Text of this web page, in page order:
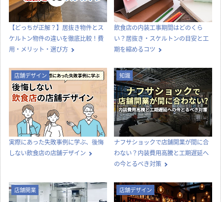
【どっちが正解？】居抜き物件とス
ケルトン物件の違いを徹底比較！費
用・メリット・選び方
飲食店の内装工事期間はどのくら
い？居抜き・スケルトンの目安と工
期を縮めるコツ
店舗デザイン
実際にあった失敗事例に学ぶ、後悔
しない飲食店の店舗デザイン
知識
ナフサショックで店舗開業が間に合
わない？内装費用高騰と工期遅延へ
の今とるべき対策
店舗開業 店舗デザイン